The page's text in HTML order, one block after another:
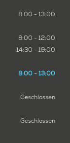
8:00 - 13:00
8:00 - 12:00
14:30 - 19:00
8:00 - 13:00
Geschlossen
Geschlossen